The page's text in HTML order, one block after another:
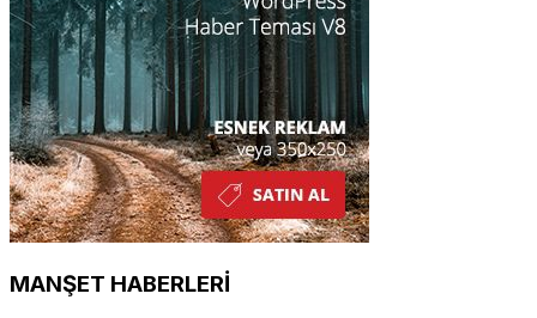
MANŞET HABERLERİ